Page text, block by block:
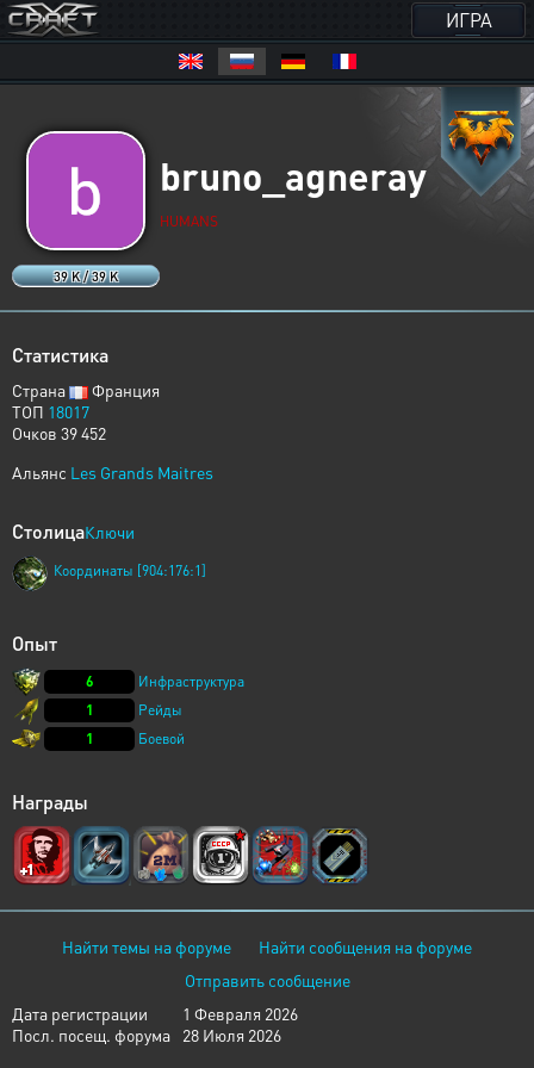
ИГРА
39 K / 39 K
bruno_agneray
HUMANS
Статистика
Страна
Франция
ТОП 18017
Очков 39 452
Альянс Les Grands Maitres
СтолицаКлючи
Координаты [904:176:1]
Опыт
6
Инфраструктура
1
Рейды
1
Боевой
Награды
Найти темы на форуме
Найти сообщения на форуме
Отправить сообщение
Дата регистрации
1 Февраля 2026
Посл. посещ. форума
28 Июля 2026